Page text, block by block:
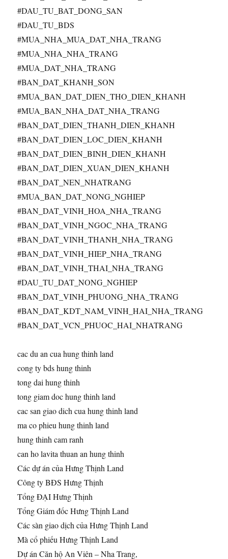
#DAU_TU_BAT_DONG_SAN
#DAU_TU_BDS
#MUA_NHA_MUA_DAT_NHA_TRANG
#MUA_NHA_NHA_TRANG
#MUA_DAT_NHA_TRANG
#BAN_DAT_KHANH_SON
#MUA_BAN_DAT_DIEN_THO_DIEN_KHANH
#MUA_BAN_NHA_DAT_NHA_TRANG
#BAN_DAT_DIEN_THANH_DIEN_KHANH
#BAN_DAT_DIEN_LOC_DIEN_KHANH
#BAN_DAT_DIEN_BINH_DIEN_KHANH
#BAN_DAT_DIEN_XUAN_DIEN_KHANH
#BAN_DAT_NEN_NHATRANG
#MUA_BAN_DAT_NONG_NGHIEP
#BAN_DAT_VINH_HOA_NHA_TRANG
#BAN_DAT_VINH_NGOC_NHA_TRANG
#BAN_DAT_VINH_THANH_NHA_TRANG
#BAN_DAT_VINH_HIEP_NHA_TRANG
#BAN_DAT_VINH_THAI_NHA_TRANG
#DAU_TU_DAT_NONG_NGHIEP
#BAN_DAT_VINH_PHUONG_NHA_TRANG
#BAN_DAT_KDT_NAM_VINH_HAI_NHA_TRANG
#BAN_DAT_VCN_PHUOC_HAI_NHATRANG
cac du an cua hung thinh land
cong ty bds hung thinh
tong dai hung thinh
tong giam doc hung thinh land
cac san giao dich cua hung thinh land
ma co phieu hung thinh land
hung thinh cam ranh
can ho lavita thuan an hung thinh
Các dự án của Hưng Thịnh Land
Công ty BĐS Hưng Thịnh
Tổng ĐẠI Hưng Thịnh
Tổng Giám đốc Hưng Thịnh Land
Các sàn giao dịch của Hưng Thịnh Land
Mà cổ phiếu Hưng Thịnh Land
Dự án Căn hộ An Viên – Nha Trang,